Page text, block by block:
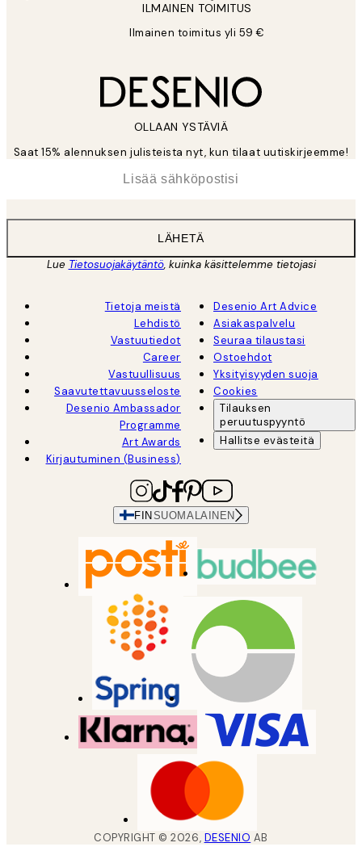
ILMAINEN TOIMITUS
Ilmainen toimitus yli 59 €
OLLAAN YSTÄVIÄ
Saat 15% alennuksen julisteista nyt, kun tilaat uutiskirjeemme!
LÄHETÄ
Lue Tietosuojakäytäntö, kuinka käsittelemme tietojasi
Tietoja meistä
Lehdistö
Vastuutiedot
Career
Vastuullisuus
Saavutettavuusseloste
Desenio Ambassador
Programme
Art Awards
Kirjautuminen (Business)
Desenio Art Advice
Asiakaspalvelu
Seuraa tilaustasi
Ostoehdot
Yksityisyyden suoja
Cookies
Tilauksen
peruutuspyyntö
Hallitse evästeitä
FINSUOMALAINEN
COPYRIGHT ©2026, DESENIO AB